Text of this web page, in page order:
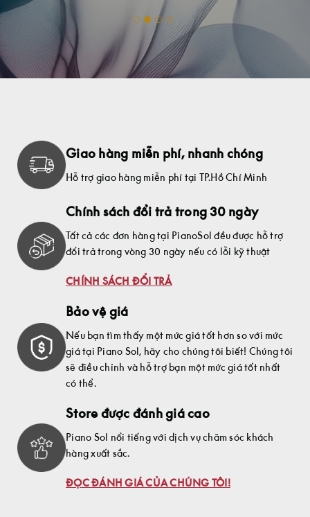
Giao hàng miễn phí, nhanh chóng
Hỗ trợ giao hàng miễn phí tại TP.Hồ Chí Minh
Chính sách đổi trả trong 30 ngày
Tất cả các đơn hàng tại PianoSol đều được hỗ trợ
đổi trả trong vòng 30 ngày nếu có lỗi kỹ thuật
CHÍNH SÁCH ĐỔI TRẢ
Bảo vệ giá
Nếu bạn tìm thấy một mức giá tốt hơn so với mức
giá tại Piano Sol, hãy cho chúng tôi biết! Chúng tôi
sẽ điều chỉnh và hỗ trợ bạn một mức giá tốt nhất
có thể.
Store được đánh giá cao
Piano Sol nổi tiếng với dịch vụ chăm sóc khách
hàng xuất sắc.
ĐỌC ĐÁNH GIÁ CỦA CHÚNG TÔI!